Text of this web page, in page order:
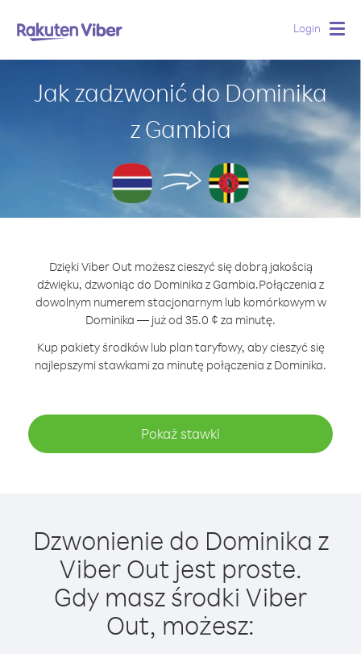
Login
Jak zadzwonić do Dominika
z Gambia
Dzięki Viber Out możesz cieszyć się dobrą jakością
dźwięku, dzwoniąc do Dominika z Gambia.Połączenia z
dowolnym numerem stacjonarnym lub komórkowym w
Dominika — już od 35.0 ¢ za minutę.
Kup pakiety środków lub plan taryfowy, aby cieszyć się
najlepszymi stawkami za minutę połączenia z Dominika.
Pokaż stawki
Dzwonienie do Dominika z
Viber Out jest proste.
Gdy masz środki Viber
Out, możesz: